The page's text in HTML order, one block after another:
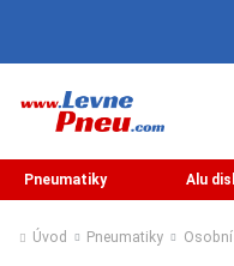
Pneumatiky Alu
Úvod Pneumatiky Osobní